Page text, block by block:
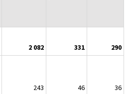
2 082 331
290
243 46
36